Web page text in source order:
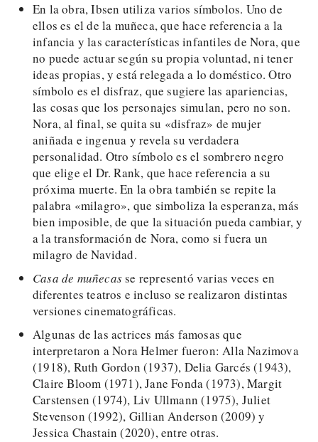
En la obra, Ibsen utiliza varios símbolos. Uno de
ellos es el de la muñeca, que hace referencia a la
infancia y las características infantiles de Nora, que
no puede actuar según su propia voluntad, ni tener
ideas propias, y está relegada a lo doméstico. Otro
símbolo es el disfraz, que sugiere las apariencias,
las cosas que los personajes simulan, pero no son.
Nora, al final, se quita su «disfraz» de mujer
aniñada e ingenua y revela su verdadera
personalidad. Otro símbolo es el sombrero negro
que elige el Dr. Rank, que hace referencia a su
próxima muerte. En la obra también se repite la
palabra «milagro», que simboliza la esperanza, más
bien imposible, de que la situación pueda cambiar, y
a la transformación de Nora, como si fuera un
milagro de Navidad.
Casa de muñecasse representó varias veces en
diferentes teatros e incluso se realizaron distintas
versiones cinematográficas.
Algunas de las actrices más famosas que
interpretaron a Nora Helmer fueron: Alla Nazimova
(1918), Ruth Gordon (1937), Delia Garcés (1943),
Claire Bloom (1971), Jane Fonda (1973), Margit
Carstensen (1974), Liv Ullmann (1975), Juliet
Stevenson (1992), Gillian Anderson (2009) y
Jessica Chastain (2020), entre otras.